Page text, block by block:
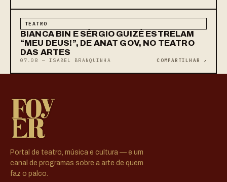
TEATRO
BIANCA BIN E SÉRGIO GUIZÉ ESTRELAM
“MEU DEUS!”, DE ANAT GOV, NO TEATRO
DAS ARTES
07.08 — ISABEL BRANQUINHA COMPARTILHAR ↗
Portal de teatro, música e cultura — e um
canal de programas sobre a arte de quem
faz o palco.